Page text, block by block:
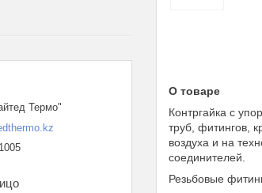
О товаре
Контргайка с
труб, фитингов,
воздуха и на
соединителей.
Резьбовые
Термо"